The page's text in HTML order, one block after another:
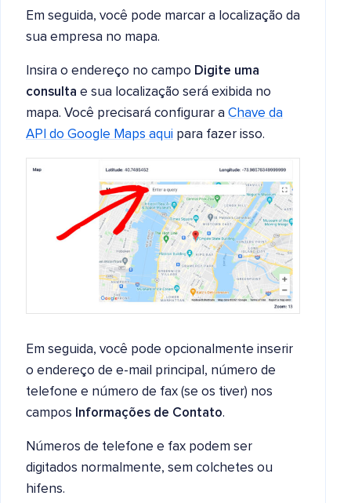
Em seguida, você pode marcar a localização da
sua empresa no mapa.
Insira o endereço no campo Digite uma
consulta e sua localização será exibida no
mapa. Você precisará configurar a Chave da
API do Google Maps aqui para fazer isso.
Em seguida, você pode opcionalmente inserir
o endereço de e-mail principal, número de
telefone e número de fax (se os tiver) nos
campos Informações de Contato.
Números de telefone e fax podem ser
digitados normalmente, sem colchetes ou
hifens.